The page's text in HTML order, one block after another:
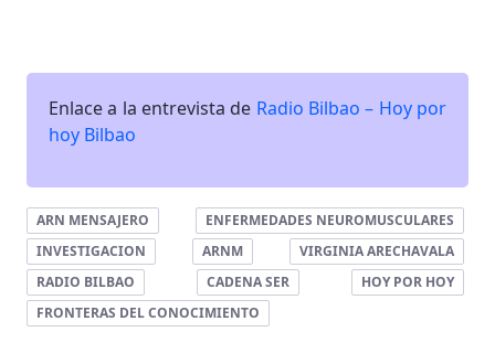
Enlace a la entrevista de Radio Bilbao – Hoy por
hoy Bilbao
ARN MENSAJERO
ENFERMEDADES NEUROMUSCULARES
INVESTIGACION
ARNM
VIRGINIA ARECHAVALA
RADIO BILBAO
CADENA SER
HOY POR HOY
FRONTERAS DEL CONOCIMIENTO